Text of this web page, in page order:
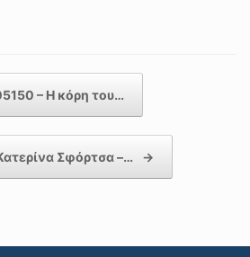
– Η κόρη του…
Σφόρτσα –… →